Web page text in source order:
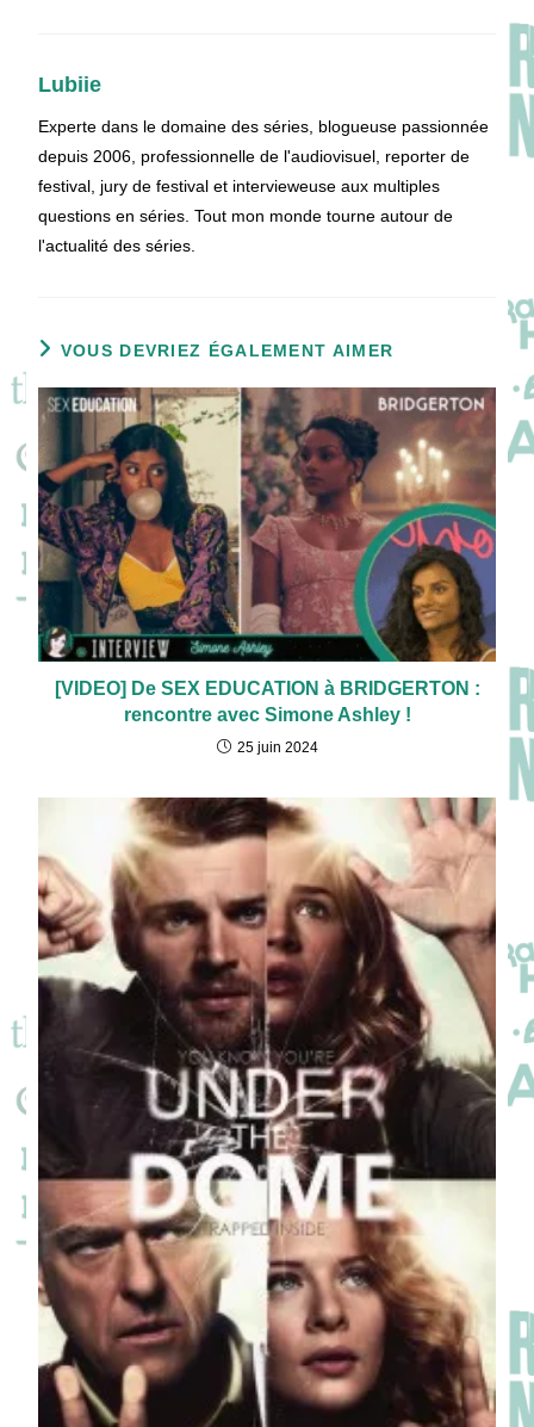
Lubiie
Experte dans le domaine des séries, blogueuse passionnée
depuis 2006, professionnelle de l'audiovisuel, reporter de
festival, jury de festival et intervieweuse aux multiples
questions en séries. Tout mon monde tourne autour de
l'actualité des séries.
VOUS DEVRIEZ ÉGALEMENT AIMER
[VIDEO] De SEX EDUCATION à BRIDGERTON :
rencontre avec Simone Ashley !
25 juin 2024